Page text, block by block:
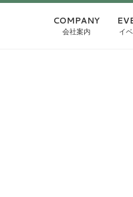
COMPANY
会社案内 イ